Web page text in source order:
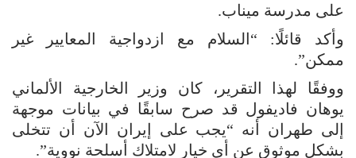
على مدرسة ميناب.
وأكد قائلًا: “السلام مع ازدواجية المعايير غير
ممكن”.
ووفقًا لهذا التقرير، كان وزير الخارجية الألماني
يوهان فاديفول قد صرح سابقًا في بيانات موجهة
إلى طهران أنه “يجب على إيران الآن أن تتخلى
بشكل موثوق عن أي خيار لامتلاك أسلحة نووية”.